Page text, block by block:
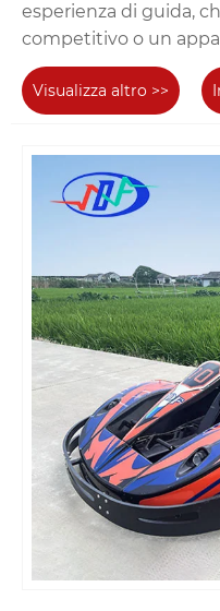
esperienza di guida,
competitivo o un
Visualizza altro >>